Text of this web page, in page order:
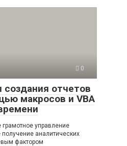
0
создания отчетов
макросов и VBA
управление
аналитических
фактором